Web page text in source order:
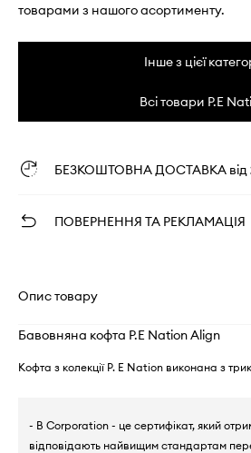
товарами з нашого асортименту.
Інше з цієї
Всі товари P.E
БЕЗКОШТОВНА ДОСТАВКА від
ПОВЕРНЕННЯ ТА РЕКЛАМАЦІЯ
Опис товару
Бавовняна кофта P.E Nation Align
Кофта з колекції P. E Nation виконана з
- B Corporation - це сертифікат, який
відповідають найвищим стандартам